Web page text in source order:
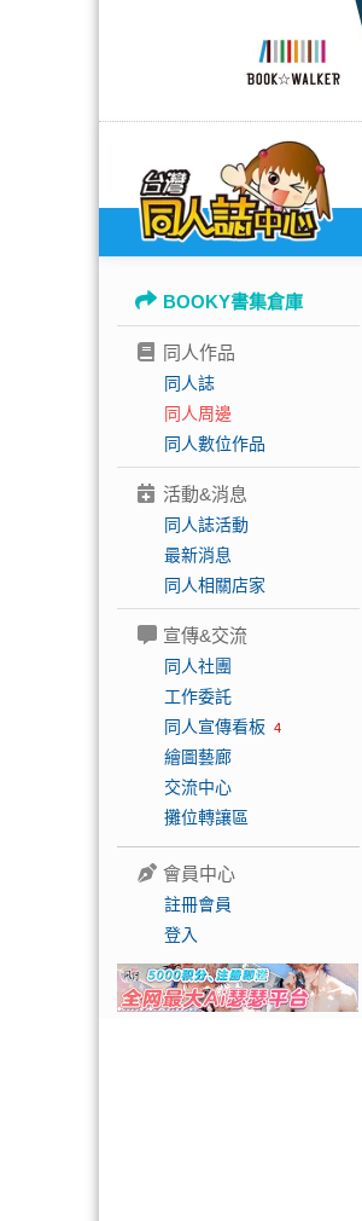
BOOKY書集倉庫
同人作品
同人誌
同人周邊
同人數位作品
活動&消息
同人誌活動
最新消息
同人相關店家
宣傳&交流
同人社團
工作委託
同人宣傳看板 4
繪圖藝廊
交流中心
攤位轉讓區
會員中心
註冊會員
登入